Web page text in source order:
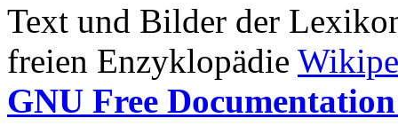
Text und Bilder der
freien Enzyklopädie
GNU Free